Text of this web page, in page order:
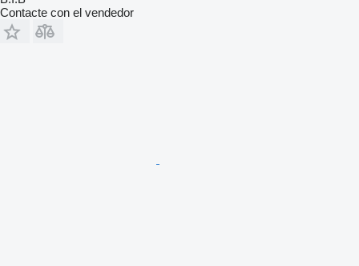
Contacte con el vendedor